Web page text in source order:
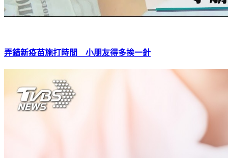
弄錯新疫苗施打時間 小朋友得多挨一針